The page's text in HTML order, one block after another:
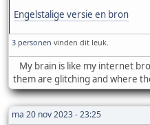
Engelstalige versie en bron
3 personen vinden dit leuk.
My brain is like my internet
them are glitching and where
ma 20 nov 2023 - 23:25